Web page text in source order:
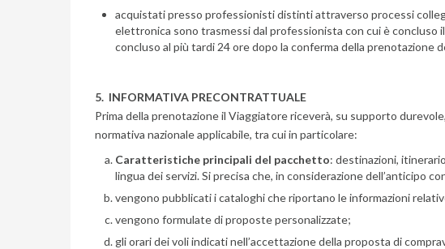
acquistati presso professionisti distinti attraverso processi
elettronica sono trasmessi dal professionista con cui è
concluso al più tardi 24 ore dopo la conferma della prenotazione
5. INFORMATIVA PRECONTRATTUALE
Prima della prenotazione il Viaggiatore riceverà, su supporto
normativa nazionale applicabile, tra cui in particolare:
Caratteristiche principali del pacchetto: destinazioni,
lingua dei servizi. Si precisa che, in considerazione dell’anticipo
vengono pubblicati i cataloghi che riportano le informazioni
vengono formulate di proposte personalizzate;
gli orari dei voli indicati nell’accettazione della proposta di